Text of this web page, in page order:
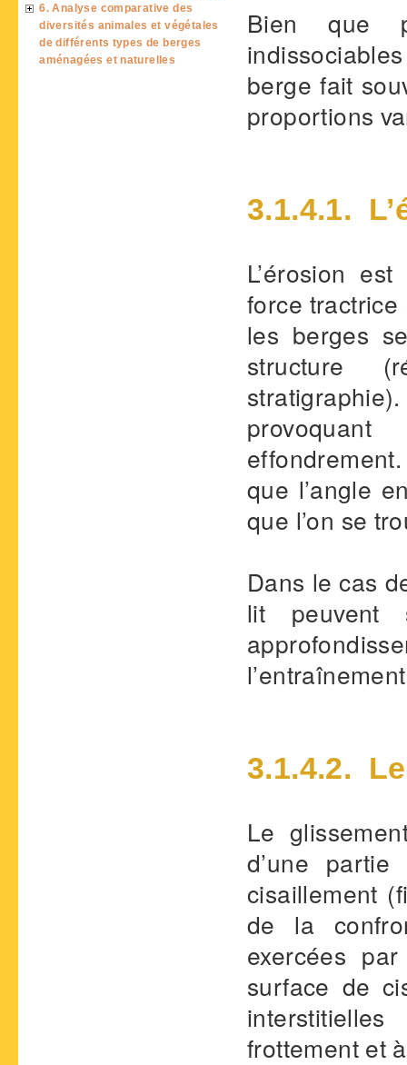
Bien que
berge fait
proportions
3.1.4.1.
L’érosion
force tractrice
les berges
structure
que l’angle
que l’on se
Dans le cas
lit peuvent
3.1.4.2.
Le
d’une
cisaillement
de la
exercées
surface de
frottement et
6. Analyse comparative des
diversités animales et végétales
de différents types de berges
aménagées et naturelles